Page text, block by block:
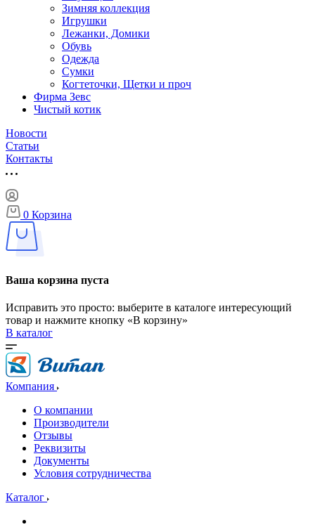
Зимняя коллекция
Игрушки
Лежанки, Домики
Обувь
Одежда
Сумки
Когтеточки, Щетки и проч
Фирма Зевс
Чистый котик
Новости
Статьи
Контакты
0 Корзина
Ваша корзина пуста
Исправить это просто: выберите в каталоге интересующий
товар и нажмите кнопку «В корзину»
В каталог
Компания
О компании
Производители
Отзывы
Реквизиты
Документы
Условия сотрудничества
Каталог